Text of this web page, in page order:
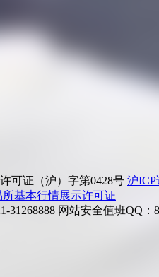
可证（沪）字第0428号 沪ICP
基本行情展示许可证
31268888 网站安全值班QQ：